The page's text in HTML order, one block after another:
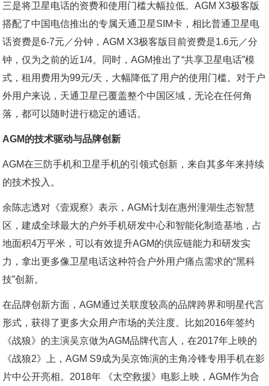
三是将卫星电话的资费和使用门槛大幅拉低。AGM X3极客版
搭配了中国电信推出的专属天通卫星SIM卡，相比普通卫星电
话资费是6-7元／分钟，AGM X3极客版目前资费是1.6元／分
钟，仅为之前的近1/4。同时，AGM推出了“共享卫星电话”模
式，租用费用为99元/天，大幅降低了用户的使用门槛。对于户
外用户来说，天通卫星已覆盖整个中国区域，无论在任何角
落，都可以随时进行稳定的通话。
AGM的技术驱动与品牌创新
AGM在三防手机和卫星手机的引领式创新，来自其多年来持续
的技术投入。
余陈志透对《壹观察》表示，AGM计划在惠州潼湖生态智慧
区，建成全球最大的户外手机研发中心和智能化制造基地，占
地面积4万平米，可以有效提升AGM的供应链能力和研发实
力，拿出更多像卫星电话这种符合户外用户痛点需求的“黑科
技”创新。
在品牌创新方面，AGM通过关联度较高的品牌跨界和明星代言
形式，获得了更多大众用户市场的关注度。比如2016年签约
《战狼》的主演吴京做为AGM品牌代言人，在2017年上映的
《战狼2》上，AGM S9成为吴京饰演的主角冷锋专用手机在影
片中公开亮相。2018年 《太空救援》电影上映，AGM作为合